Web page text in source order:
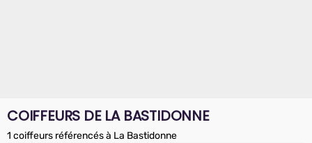
COIFFEURS DE LA BASTIDONNE
1 coiffeurs référencés à La Bastidonne